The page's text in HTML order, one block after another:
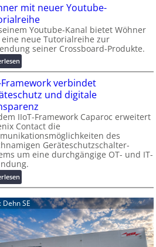
o
s
t
e
n
f
a
l
l
e
A
Z
ü
r
i
c
:
T
r
e
f
f
p
u
n
k
f
ü
r
p
mit neuer Youtube-
Youtube-Kanal bietet Wöhner
neue Tutorialreihe zur
seiner Crossboard-Produkte.
:
W
ö
h
n
e
r
m
i
t
n
e
u
e
r
Y
o
u
Framework verbindet
und digitale
IIoT-Framework Caparoc erweitert
Contact die
des
Geräteschutzschalter-
um eine durchgängige OT- und IT-
:
I
I
o
T
-
F
Dehn SE